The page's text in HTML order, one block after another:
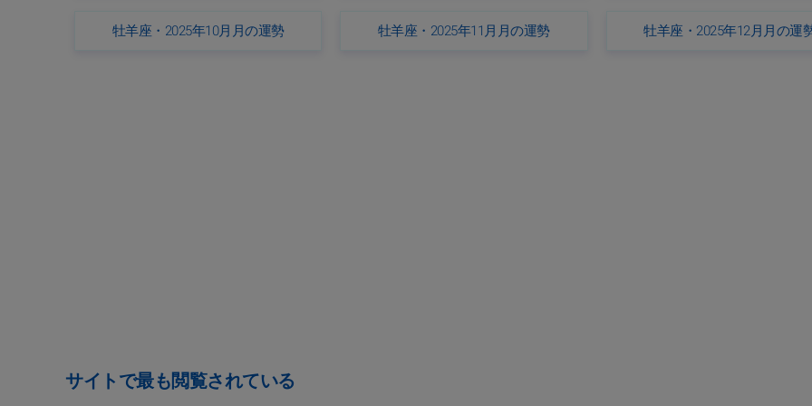
牡羊座・2025年10月月の運勢 牡羊座・2025年11月月の運勢 牡羊座・2025年12月月の運
サイトで最も閲覧されている